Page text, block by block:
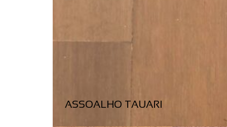
ASSOALHO TAUARI